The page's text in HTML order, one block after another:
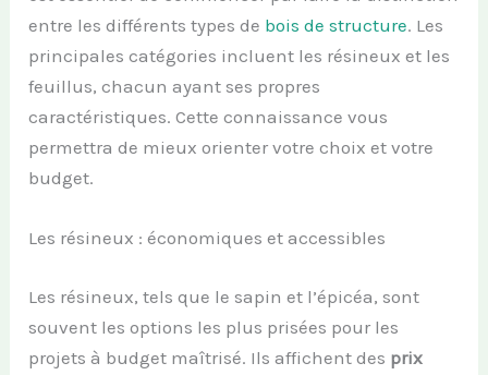
entre les différents types de bois de structure. Les
principales catégories incluent les résineux et les
feuillus, chacun ayant ses propres
caractéristiques. Cette connaissance vous
permettra de mieux orienter votre choix et votre
budget.
Les résineux : économiques et accessibles
Les résineux, tels que le sapin et l’épicéa, sont
souvent les options les plus prisées pour les
projets à budget maîtrisé. Ils affichent des prix